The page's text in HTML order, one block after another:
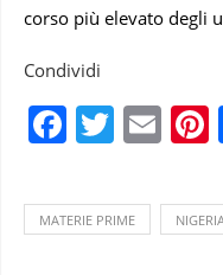
corso più elevato degli
Condividi
MATERIE PRIME